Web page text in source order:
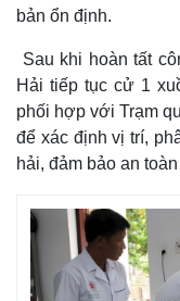
Quan sát
Cuộc sống đó đây
bản ổn định.
Sau khi hoàn tất
Hải tiếp tục cử 1
phối hợp với Trạm
để xác định vị trí,
hải, đảm bảo an